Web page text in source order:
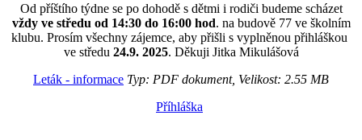
Od příštího týdne se po dohodě s dětmi i rodiči budeme scházet
vždy ve středu od 14:30 do 16:00 hod. na budově 77 ve školním
klubu. Prosím všechny zájemce, aby přišli s vyplněnou přihláškou
ve středu 24.9. 2025. Děkuji Jitka Mikulášová
Leták - informace Typ: PDF dokument, Velikost: 2.55 MB
Příhláška